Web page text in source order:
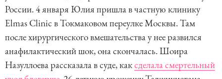
России. 4 января Юлия пришла в частную клинику
Elmas Clinic в Токмаковом переулке Москвы. Там
после хирургического вмешательства у нее развился
анафилактический шок, она скончалась. Шоира
Назуллоева рассказала в суде, каксделала смертельный